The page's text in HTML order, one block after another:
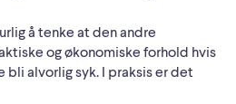
å tenke at den andre
og økonomiske forhold hvis
bli alvorlig syk. I praksis er det